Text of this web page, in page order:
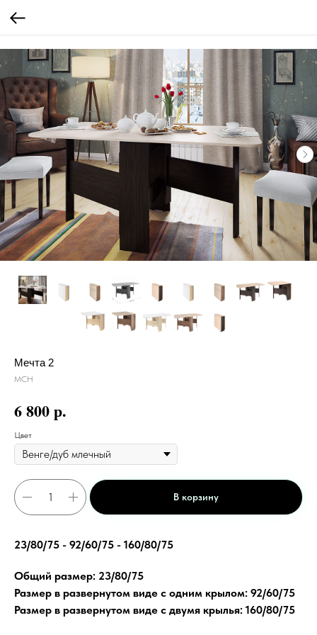
Мечта 2
МСН
6 800р.
Цвет
В корзину
23/80/75 - 92/60/75 - 160/80/75
Общий размер: 23/80/75
Размер в развернутом виде с одним крылом: 92/60/75
Размер в развернутом виде с двумя крылья: 160/80/75